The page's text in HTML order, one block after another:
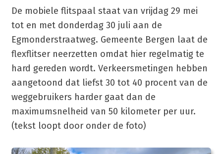
De mobiele flitspaal staat van vrijdag 29 mei
tot en met donderdag 30 juli aan de
Egmonderstraatweg. Gemeente Bergen laat de
flexflitser neerzetten omdat hier regelmatig te
hard gereden wordt. Verkeersmetingen hebben
aangetoond dat liefst 30 tot 40 procent van de
weggebruikers harder gaat dan de
maximumsnelheid van 50 kilometer per uur.
(tekst loopt door onder de foto)